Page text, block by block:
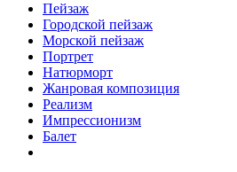
Пейзаж
Городской пейзаж
Морской пейзаж
Портрет
Натюрморт
Жанровая композиция
Реализм
Импрессионизм
Балет